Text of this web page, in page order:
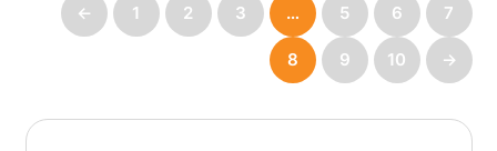
← 1 2 3 … 5 6 7
8 9 10 →